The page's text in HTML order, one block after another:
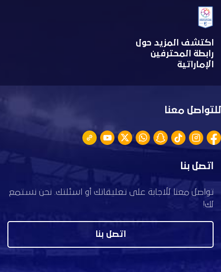
اكتشف المزيد حول
رابطة المحترفين
الإماراتية
للتواصل معنا
اتصل بنا
تواصل معنا للاجابة على تعليقاتك أو اسئلتك. نحن نستمع
لك!
اتصل بنا